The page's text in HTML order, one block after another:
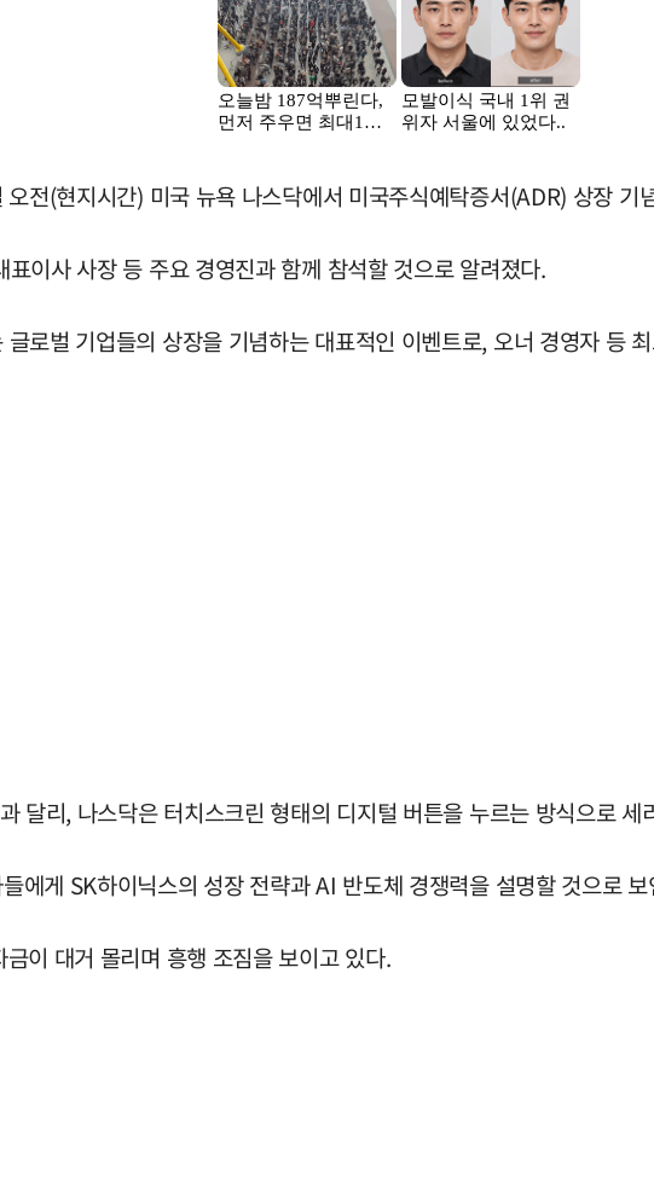
전(현지시간) 미국 뉴욕 나스닥에서 미국주식예탁증서(ADR) 상장 기
이사 사장 등 주요 경영진과 함께 참석할 것으로 알려졌다.
로벌 기업들의 상장을 기념하는 대표적인 이벤트로, 오너 경영자 등
달리, 나스닥은 터치스크린 형태의 디지털 버튼을 누르는 방식으로 세
에게 SK하이닉스의 성장 전략과 AI 반도체 경쟁력을 설명할 것으로 보
이 대거 몰리며 흥행 조짐을 보이고 있다.